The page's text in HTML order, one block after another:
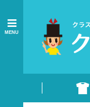
MENU